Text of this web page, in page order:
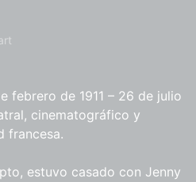
febrero de 1911 – 26 de julio
cinematográfico y
francesa.
estuvo casado con Jenny